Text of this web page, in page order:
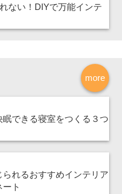
ない！DIYで万能インテ
more
できる寝室をつくる３つ
れるおすすめインテリア
ト